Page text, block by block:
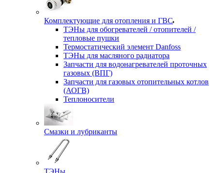
Комплектующие для отопления и ГВС
ТЭНы для обогревателей / отопителей /
тепловые пушки
Термостатический элемент Danfoss
ТЭНы для масляного радиатора
Запчасти для водонагревателей проточных
газовых (ВПГ)
Запчасти для газовых отопительных котлов
(АОГВ)
Теплоносители
Смазки и лубриканты
ТЭНы